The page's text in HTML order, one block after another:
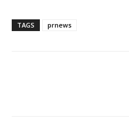
TAGS prnews